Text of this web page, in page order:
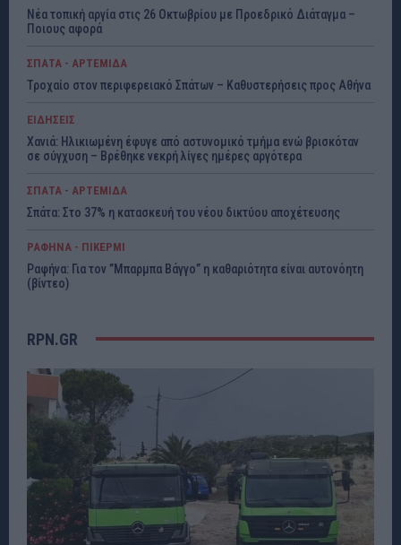
Νέα τοπική αργία στις 26 Οκτωβρίου με Προεδρικό Διάταγμα –
Ποιους αφορά
ΣΠΑΤΑ - ΑΡΤΕΜΙΔΑ
Τροχαίο στον περιφερειακό Σπάτων – Καθυστερήσεις προς Αθήνα
ΕΙΔΗΣΕΙΣ
Χανιά: Ηλικιωμένη έφυγε από αστυνομικό τμήμα ενώ βρισκόταν
σε σύγχυση – Βρέθηκε νεκρή λίγες ημέρες αργότερα
ΣΠΑΤΑ - ΑΡΤΕΜΙΔΑ
Σπάτα: Στο 37% η κατασκευή του νέου δικτύου αποχέτευσης
ΡΑΦΗΝΑ - ΠΙΚΕΡΜΙ
Ραφήνα: Για τον ”Μπαρμπα Βάγγο” η καθαριότητα είναι αυτονόητη
(βίντεο)
RPN.GR